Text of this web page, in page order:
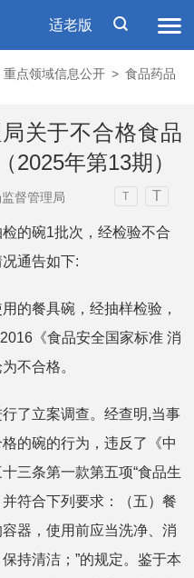
适老版
重点领域信息公开 > 食品药品
关于不合格食品
2025年第13期）
督管理局 T T
的碗1批次，经检验不合
通告如下:
餐具碗，经抽样检验，
《食品安全国家标准 消
不合格。
了立案调查。经查明,当事
的碗的行为，违反了《中
三条第一款第五项“食品生
符合下列要求：（五）餐
器，使用前应当洗净、消
持清洁；”的规定。鉴于本